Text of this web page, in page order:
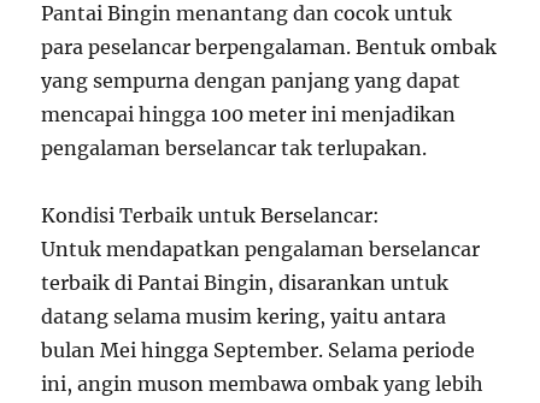
Pantai Bingin menantang dan cocok untuk
para peselancar berpengalaman. Bentuk ombak
yang sempurna dengan panjang yang dapat
mencapai hingga 100 meter ini menjadikan
pengalaman berselancar tak terlupakan.
Kondisi Terbaik untuk Berselancar:
Untuk mendapatkan pengalaman berselancar
terbaik di Pantai Bingin, disarankan untuk
datang selama musim kering, yaitu antara
bulan Mei hingga September. Selama periode
ini, angin muson membawa ombak yang lebih